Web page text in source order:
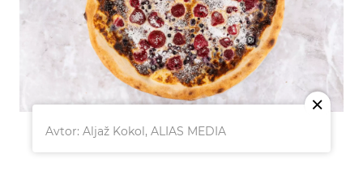
Avtor: Aljaž Kokol, ALIAS MEDIA